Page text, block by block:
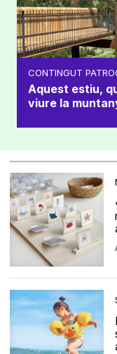
CONTINGUT
Aquest estiu,
viure la